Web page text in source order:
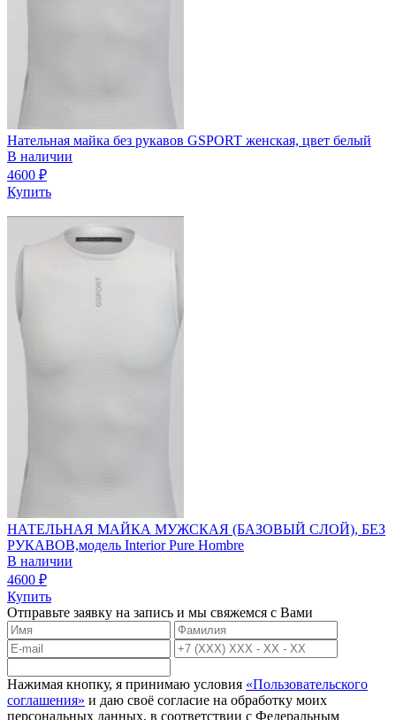
Нательная майка без рукавов GSPORT женская, цвет белый
В наличии
4600 ₽
Купить
НАТЕЛЬНАЯ МАЙКА МУЖСКАЯ (БАЗОВЫЙ СЛОЙ), БЕЗ
РУКАВОВ,модель Interior Pure Hombre
В наличии
4600 ₽
Купить
Отправьте заявку на запись и мы свяжемся с Вами
Нажимая кнопку, я принимаю условия «Пользовательского
соглашения» и даю своё согласие на обработку моих
персональных данных, в соответствии с Федеральным